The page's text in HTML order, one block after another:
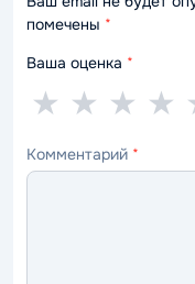
помечены *
Ваша оценка *
4
—
★
3
—
★
2
—
★
1
—
★
Комментарий *